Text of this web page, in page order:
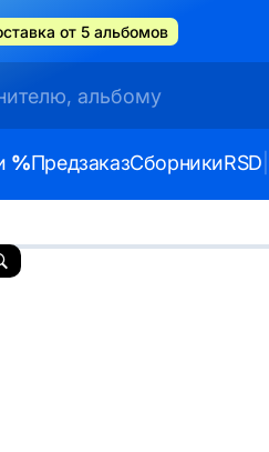
от 5 альбомов
%ПредзаказСборникиRSD